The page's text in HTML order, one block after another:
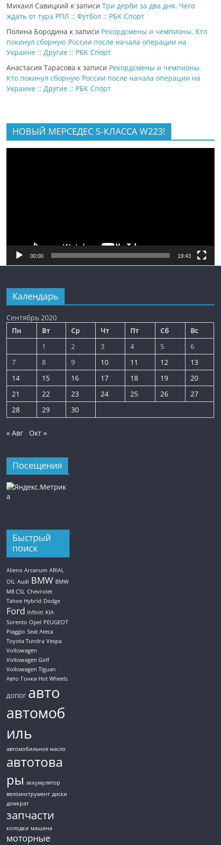
Михаил Савицкий к записиТри дерби за два дня. Чего
ждать от тура РПЛ :: Футбол :: РБК Спорт
Полина Бородина к записи Рекордсмены и чемпионы. Кто
покинул сборную России после начала операции на
Украине :: Другие :: РБК Спорт
Анастасия Тарасова к записи Рекордсмены и чемпионы.
Кто покинул сборную России после начала операции на
Украине :: Другие :: РБК Спорт
НОВЫЙ МЕРСЕДЕС S-КЛАССА W223!
00:00 19:43
Календарь
Сентябрь 2020
Пн
Вт Ср Чт Пт Сб
Вс
1
2 3 4 5
6
7
8 9 10 11 12
13
14
15 16 17 18 19
20
21
22 23 24 25 26
27
28
29 30
« Авг Окт »
Посещения
Быстрый
поиск
Alieno Arcanum ARIAL
OIL
Audi BMW BMW
M8 CSL
Chevrolet
Tahoe Hybrid Dodge
Ford Infiniti KIA
Sorento Opel PEUGEOT
Piaggio Seat Ateca
Toyota Tundra Vespa
Volkswagen
Volkswagen Golf
Volkswagen Tiguan
Авто Гонки Hot Wheels
ДОПОГ авто
автомоб
иль
автомобильное масло
автотова
ры аккумулятор
велоинструмент диски
домкрат
запчасти
колодки машина
моторные